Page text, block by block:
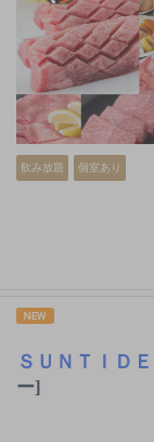
飲み放題 個室あり
ＳＵＮＴＩＤ
ー]